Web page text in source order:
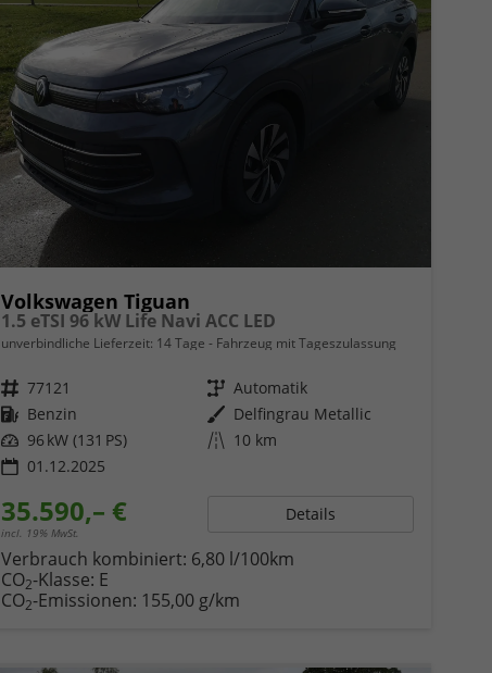
Volkswagen Tiguan
1.5 eTSI 96 kW Life Navi ACC LED
unverbindliche Lieferzeit: 14 Tage Fahrzeug mit Tageszulassung
Fahrzeugnr. 77121 Getriebe Automatik
Kraftstoff Benzin Außenfarbe Delfingrau Metallic
Leistung 96 kW (131 PS) Kilometerstand 10 km
01.12.2025
35.590,– €
incl. 19% MwSt.
Details
Verbrauch kombiniert: 6,80 l/100km
CO2-Klasse: E
CO2-Emissionen: 155,00 g/km